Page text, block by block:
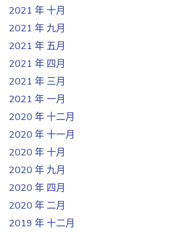
2021 年 十月
2021 年 九月
2021 年 五月
2021 年 四月
2021 年 三月
2021 年 一月
2020 年 十二月
2020 年 十一月
2020 年 十月
2020 年 九月
2020 年 四月
2020 年 二月
2019 年 十二月